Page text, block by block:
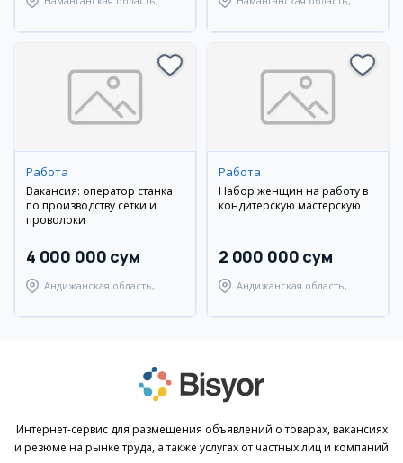
Работа
Вакансия: оператор станка
по производству сетки и
проволоки
4 000 000 сум
Андижанская область,
Работа
Набор женщин на работу в
кондитерскую мастерскую
2 000 000 сум
Андижанская область,
Интернет-сервис для размещения объявлений о товарах, вакансиях
и резюме на рынке труда, а также услугах от частных лиц и компаний